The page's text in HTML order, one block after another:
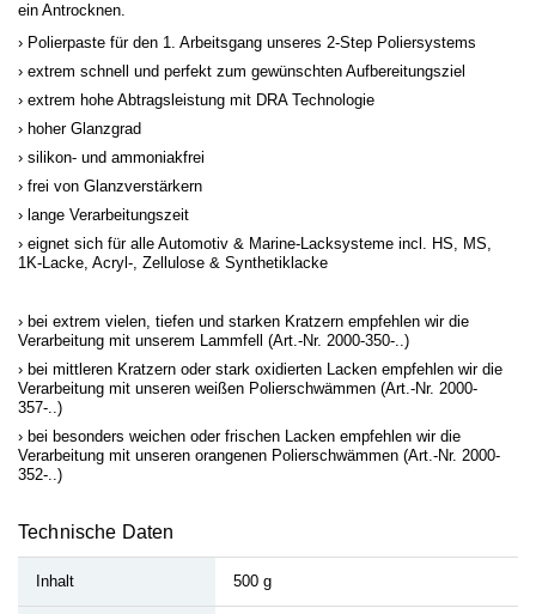
ein Antrocknen.
Polierpaste für den 1. Arbeitsgang unseres 2-Step Poliersystems
extrem schnell und perfekt zum gewünschten Aufbereitungsziel
extrem hohe Abtragsleistung mit DRA Technologie
hoher Glanzgrad
silikon- und ammoniakfrei
frei von Glanzverstärkern
lange Verarbeitungszeit
eignet sich für alle Automotiv & Marine-Lacksysteme incl. HS, MS,
1K-Lacke, Acryl-, Zellulose & Synthetiklacke
bei extrem vielen, tiefen und starken Kratzern empfehlen wir die
Verarbeitung mit unserem Lammfell (Art.-Nr. 2000-350-..)
bei mittleren Kratzern oder stark oxidierten Lacken empfehlen wir die
Verarbeitung mit unseren weißen Polierschwämmen (Art.-Nr. 2000-
357-..)
bei besonders weichen oder frischen Lacken empfehlen wir die
Verarbeitung mit unseren orangenen Polierschwämmen (Art.-Nr. 2000-
352-..)
Technische Daten
Inhalt 500 g